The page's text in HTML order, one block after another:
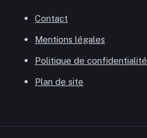
Contact
Mentions légales
Politique de confidentialité
Plan de site